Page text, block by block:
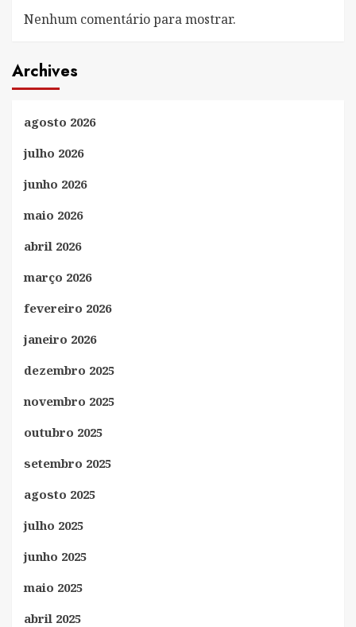
Nenhum comentário para mostrar.
Archives
agosto 2026
julho 2026
junho 2026
maio 2026
abril 2026
março 2026
fevereiro 2026
janeiro 2026
dezembro 2025
novembro 2025
outubro 2025
setembro 2025
agosto 2025
julho 2025
junho 2025
maio 2025
abril 2025